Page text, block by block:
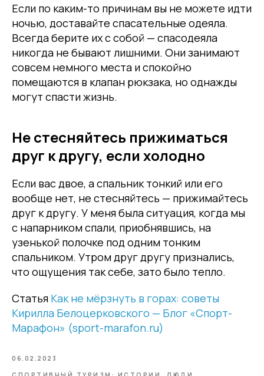
Если по каким-то причинам вы не можете идти
ночью, доставайте спасательные одеяла.
Всегда берите их с собой — спасодеяла
никогда не бывают лишними. Они занимают
совсем немного места и спокойно
помещаются в клапан рюкзака, но однажды
могут спасти жизнь.
Не стесняйтесь прижиматься
друг к другу, если холодно
Если вас двое, а спальник тонкий или его
вообще нет, не стесняйтесь — прижимайтесь
друг к другу. У меня была ситуация, когда мы
с напарником спали, приобнявшись, на
узенькой полочке под одним тонким
спальником. Утром друг другу признались,
что ощущения так себе, зато было тепло.
Статья Как не мёрзнуть в горах: советы
Кирилла Белоцерковского — Блог «Спорт-
Марафон» (sport-marafon.ru)
06.02.2023